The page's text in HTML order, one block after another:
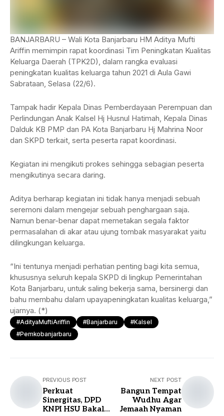
BANJARBARU – Wali Kota Banjarbaru HM Aditya Mufti
Ariffin memimpin rapat koordinasi Tim Peningkatan Kualitas
Keluarga Daerah (TPK2D), dalam rangka evaluasi
peningkatan kualitas keluarga tahun 2021 di Aula Gawi
Sabrataan, Selasa (22/6).
Tampak hadir Kepala Dinas Pemberdayaan Perempuan dan
Perlindungan Anak Kalsel Hj Husnul Hatimah, Kepala Dinas
Dalduk KB PMP dan PA Kota Banjarbaru Hj Mahrina Noor
dan SKPD terkait, serta peserta rapat koordinasi.
Kegiatan ini mengikuti prokes sehingga sebagian peserta
mengikutinya secara daring.
Aditya berharap kegiatan ini tidak hanya menjadi sebuah
seremoni dalam mengejar sebuah penghargaan saja.
Namun benar-benar dapat memetakan segala faktor
permasalahan di akar atau ujung tombak masyarakat yaitu
dilingkungan keluarga.
“Ini tentunya menjadi perhatian penting bagi kita semua,
khususnya seluruh kepala SKPD di lingkup Pemerintahan
Kota Banjarbaru, untuk saling bekerja sama, bersinergi dan
bahu membahu dalam upayapeningkatan kualitas keluarga,”
ujarnya. (*)
#AdityaMuftiAriffin #Banjarbaru
#Kalsel
#pemkobanjarbaru
PREVIOUS POST
Perkuat
Sinergitas, DPD
KNPI HSU Bakal
NEXT POST
Bangun Tempat
Wudhu Agar
Jemaah Nyaman